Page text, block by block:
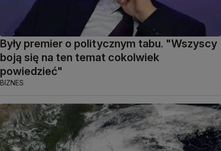
Były premier o politycznym tabu. "Wszyscy
boją się na ten temat cokolwiek
powiedzieć"
BIZNES